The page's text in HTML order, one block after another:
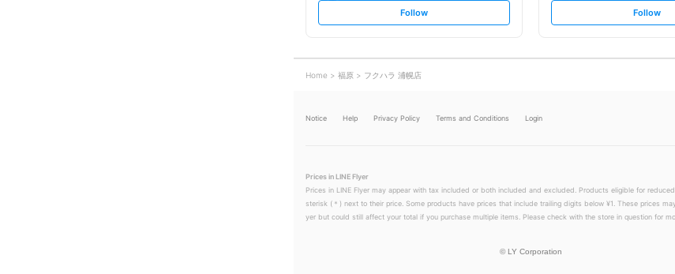
s
t
o
w
Follow
s
t
Follow
Home 福原 フクハラ 浦幌店
Notice Help Privacy Policy Terms and Conditions Login
Prices in LINE Flyer
Prices in LINE Flyer may appear with tax included or both included and excluded. Products eligible for
sterisk (＊) next to their price. Some products have prices that include trailing digits below ¥1. These prices
yer but could still affect your total if you purchase multiple items. Please check with the store in question for
© LY Corporation